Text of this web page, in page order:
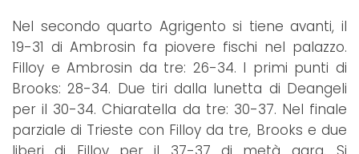
Nel secondo quarto Agrigento si tiene avanti, il
19-31 di Ambrosin fa piovere fischi nel palazzo.
Filloy e Ambrosin da tre: 26-34. I primi punti di
Brooks: 28-34. Due tiri dalla lunetta di Deangeli
per il 30-34. Chiaratella da tre: 30-37. Nel finale
parziale di Trieste con Filloy da tre, Brooks e due